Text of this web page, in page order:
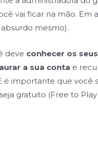
vai ficar na mão. Em
mesmo).
deve conhecer os
a sua conta e
é importante que
gratuito (Free to Play